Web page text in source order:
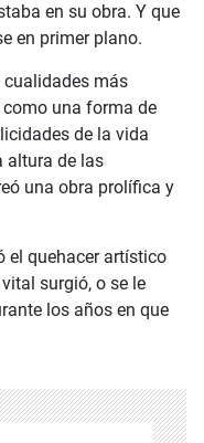
en su obra. Y que
en primer plano.
cualidades más
una forma de
de la vida
altura de las
una obra prolífica y
el quehacer artístico
surgió, o se le
los años en que